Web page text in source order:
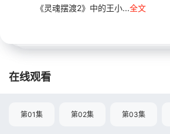
《灵魂摆渡2》中的王小...全文
在线观看
第01集 第02集 第03集